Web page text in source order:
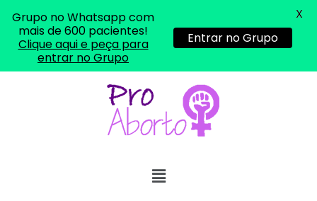
Grupo no Whatsapp com
mais de 600 pacientes!
Clique aqui e peça para
entrar no Grupo
Entrar no Grupo
X